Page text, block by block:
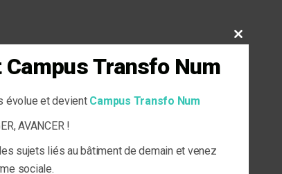
CLOSE
Transfo Num
évolue et devient Campus Transfo Num
AVANCER !
sujets liés au bâtiment de demain et venez
sociale.